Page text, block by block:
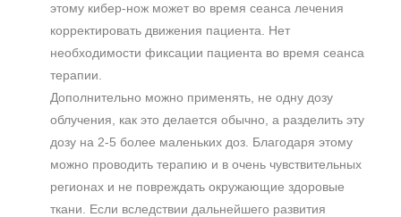
этому кибер-нож может во время сеанса лечения
корректировать движения пациента. Нет
необходимости фиксации пациента во время сеанса
терапии.
Дополнительно можно применять, не одну дозу
облучения, как это делается обычно, а разделить эту
дозу на 2-5 более маленьких доз. Благодаря этому
можно проводить терапию и в очень чувствительных
регионах и не повреждать окружающие здоровые
ткани. Если вследствии дальнейшего развития